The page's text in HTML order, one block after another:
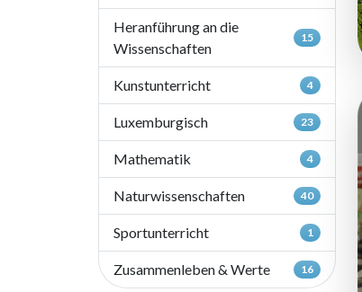
Heranführung an die
Wissenschaften
15
Kunstunterricht 4
Luxemburgisch 23
Mathematik 4
Naturwissenschaften 40
Sportunterricht 1
Zusammenleben & Werte 16